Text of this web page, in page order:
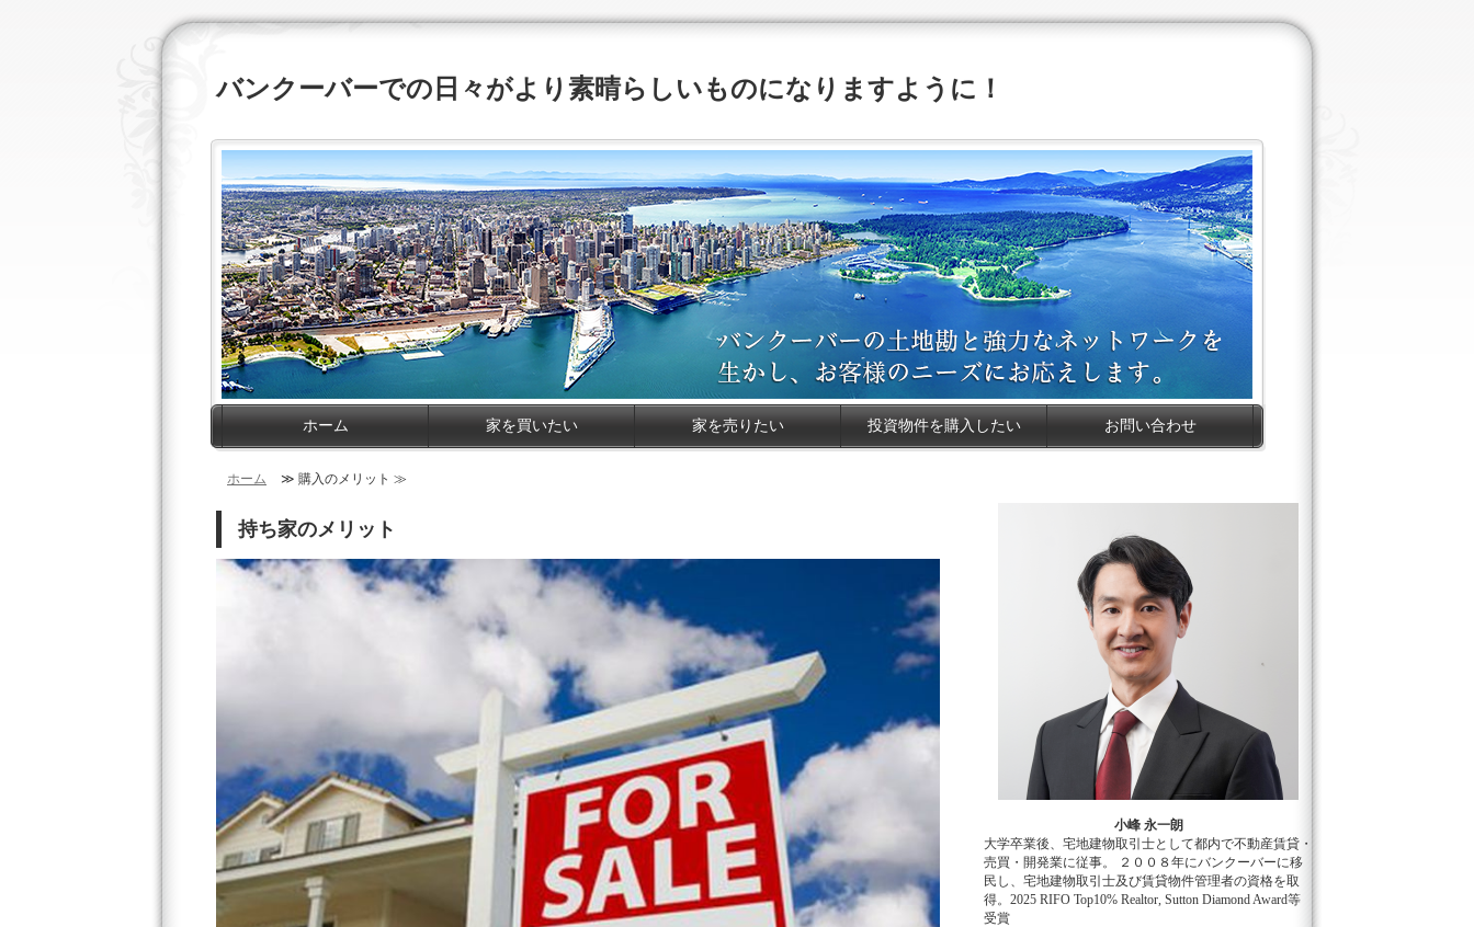
バンクーバーでの日々がより素晴らしいものになりますように！
ホーム 家を買いたい 家を売りたい 投資物件を購入したい お問い合わせ
ホーム ≫ 購入のメリット ≫
持ち家のメリット
小峰 永一朗
大学卒業後、宅地建物取引士として都内で不動産賃貸・
売買・開発業に従事。 ２００８年にバンクーバーに移
民し、宅地建物取引士及び賃貸物件管理者の資格を取
得。2025 RIFO Top10% Realtor, Sutton Diamond Award等
受賞